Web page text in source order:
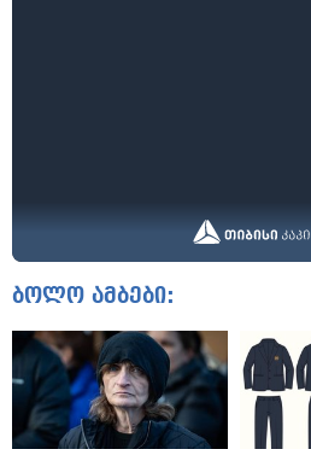
ბოლო ამბები: